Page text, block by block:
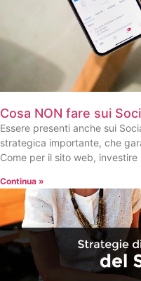
Cosa NON fare sui
Essere presenti anche sui
strategica importante, che
Come per il sito web, investire
Continua »